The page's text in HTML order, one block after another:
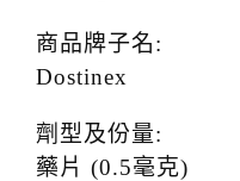
商品牌子名:
Dostinex
劑型及份量:
藥片 (0.5毫克)